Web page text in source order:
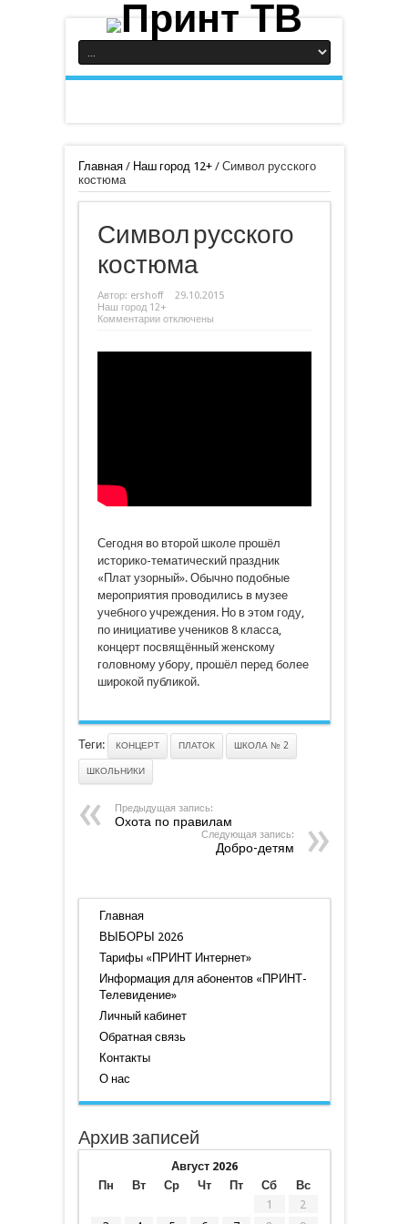
Главная/ Наш город 12+/ Символ русского
костюма
Символ русского
костюма
Автор: ershoff
29.10.2015
Наш город 12+
Комментариик
русского
отключены
Сегодня во второй школе прошёл
историко-тематический праздник
«Плат узорный». Обычно подобные
мероприятия проводились в музее
учебного учреждения. Но в этом году,
по инициативе учеников 8 класса,
концерт посвящённый женскому
головному убору, прошёл перед более
широкой публикой.
Теги: КОНЦЕРТ ПЛАТОК ШКОЛА № 2
ШКОЛЬНИКИ
Предыдущая запись:
Охота по правилам
Следующая запись:
Добро-детям
Главная
ВЫБОРЫ 2026
Тарифы «ПРИНТ Интернет»
Информация для абонентов «ПРИНТ-
Телевидение»
Личный кабинет
Обратная связь
Контакты
О нас
Архив записей
Август 2026
Пн
Вт Ср Чт Пт Сб
Вс
1
2